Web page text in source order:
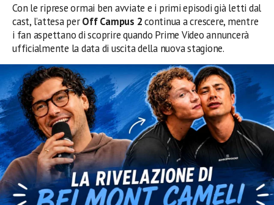
Con le riprese ormai ben avviate e i primi episodi già letti dal
cast, l’attesa perOff Campus 2continua a crescere, mentre
i fan aspettano di scoprire quando Prime Video annuncerà
ufficialmente la data di uscita della nuova stagione.